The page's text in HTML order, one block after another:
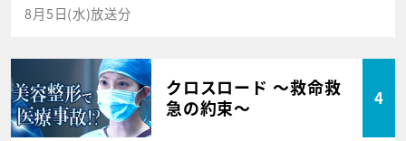
8月5日(水)放送分
クロスロード ～救命救
急の約束～
4